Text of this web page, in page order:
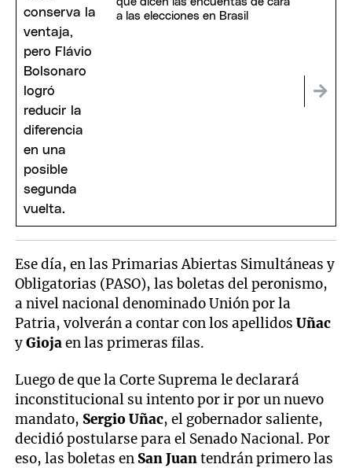
a las elecciones en Brasil
Ese día, en las Primarias Abiertas Simultáneas y
Obligatorias (PASO), las boletas del peronismo,
a nivel nacional denominado Unión por la
Patria, volverán a contar con los apellidosUñac
yGiojaen las primeras filas.
Luego de que la Corte Suprema le declarará
inconstitucional su intento por ir por un nuevo
mandato, Sergio Uñac, el gobernador saliente,
decidió postularse para el Senado Nacional. Por
eso, las boletas en San Juantendrán primero las